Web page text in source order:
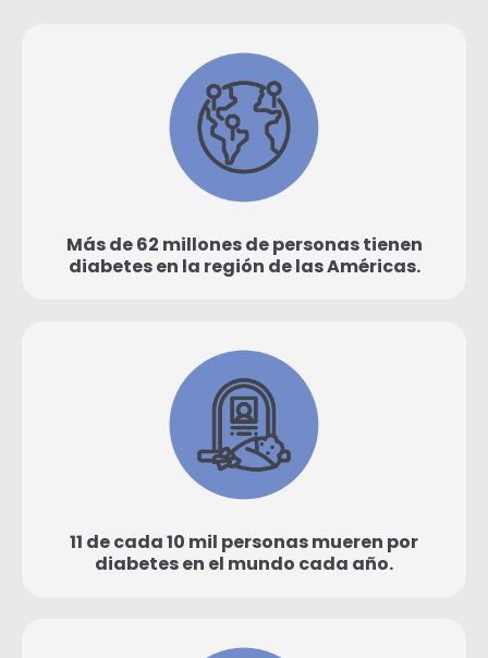
Más de 62 millones de personas tienen
diabetes en la región de las Américas.
11 de cada 10 mil personas mueren por
diabetes en el mundo cada año.